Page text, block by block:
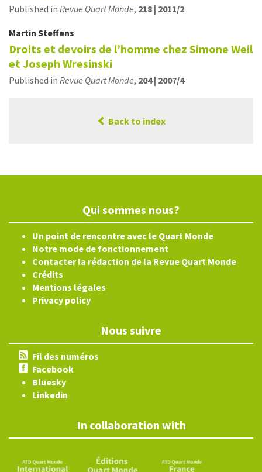
Published in Revue Quart Monde, 218 | 2011/2
Martin Steffens
Droits et devoirs de l’homme chez Simone Weil
et Joseph Wresinski
Published in Revue Quart Monde, 204 | 2007/4
Back to index
Qui sommes nous?
Un point de rencontre avec le Quart Monde
Notre mode de fonctionnement
Contacter la rédaction de la Revue Quart Monde
Crédits
Mentions légales
Privacy policy
Nous suivre
Fil des numéros
Facebook
Bluesky
Linkedin
In collaboration with